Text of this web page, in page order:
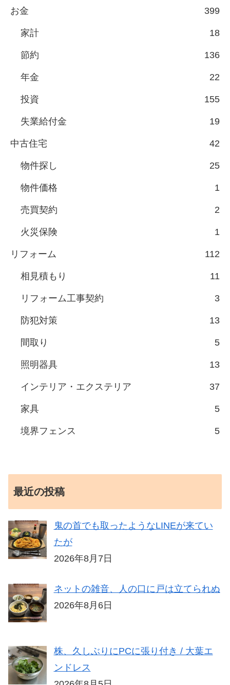
お金 399
家計 18
節約 136
年金 22
投資 155
失業給付金 19
中古住宅 42
物件探し 25
物件価格 1
売買契約 2
火災保険 1
リフォーム 112
相見積もり 11
リフォーム工事契約 3
防犯対策 13
間取り 5
照明器具 13
インテリア・エクステリア 37
家具 5
境界フェンス 5
最近の投稿
鬼の首でも取ったようなLINEが来てい
たが
2026年8月7日
ネットの雑音、人の口に戸は立てられぬ
2026年8月6日
株、久しぶりにPCに張り付き / 大葉エ
ンドレス